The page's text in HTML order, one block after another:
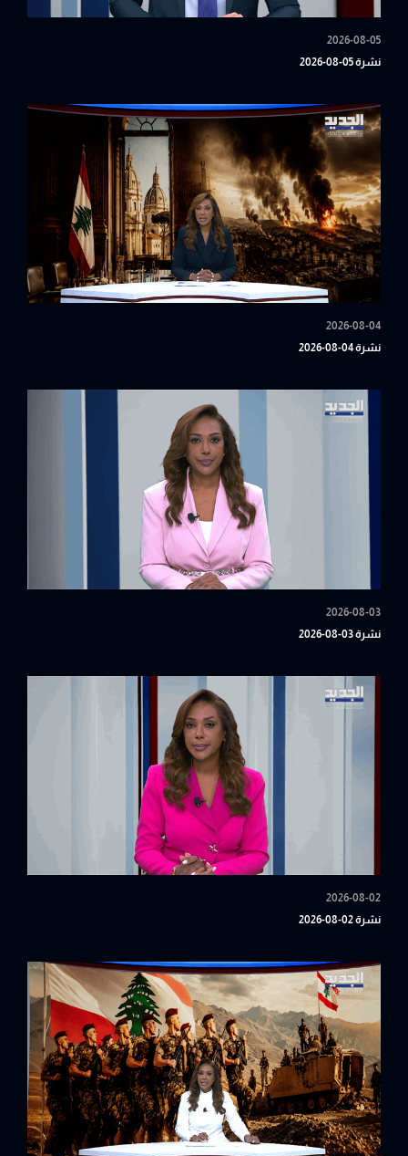
2026-08-05
نشرة 05-08-2026
2026-08-04
نشرة 04-08-2026
2026-08-03
نشرة 03-08-2026
2026-08-02
نشرة 02-08-2026